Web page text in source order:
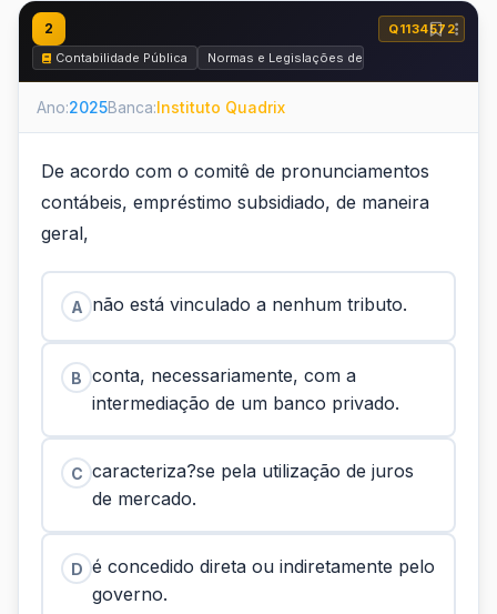
2
Q1134572
Contabilidade Pública
Normas e Legislações de Contabilidade Pública
Ano:2025Banca:Instituto Quadrix
De acordo com o comitê de pronunciamentos
contábeis, empréstimo subsidiado, de maneira
geral,
A não está vinculado a nenhum tributo.
B conta, necessariamente, com a
intermediação de um banco privado.
C caracteriza?se pela utilização de juros
de mercado.
D é concedido direta ou indiretamente pelo
governo.